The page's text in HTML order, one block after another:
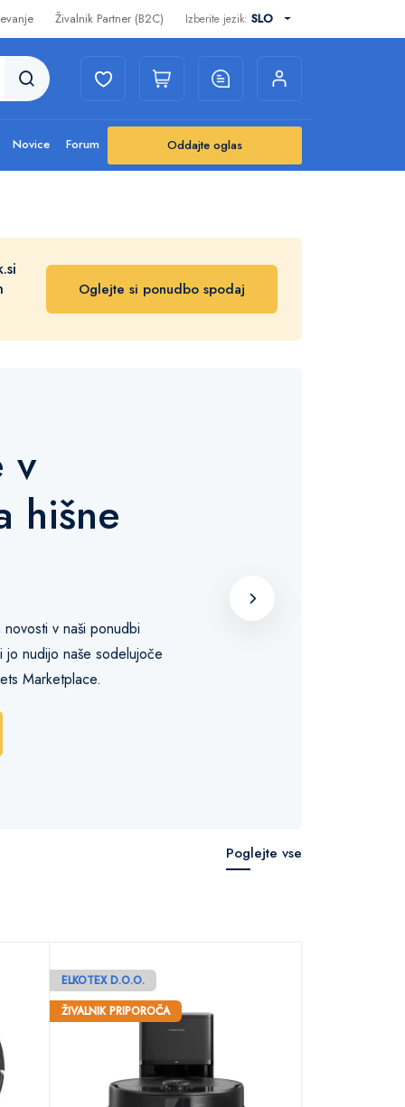
Živalnik Partner (B2C) Izberite jezik: SLO
Novice Forum Oddajte oglas
Oglejte si ponudbo spodaj
v
hišne
v naši ponudbi
jo nudijo naše sodelujoče
Marketplace.
Poglejte vse
ELKOTEX D.O.O.
ŽIVALNIK PRIPOROČA